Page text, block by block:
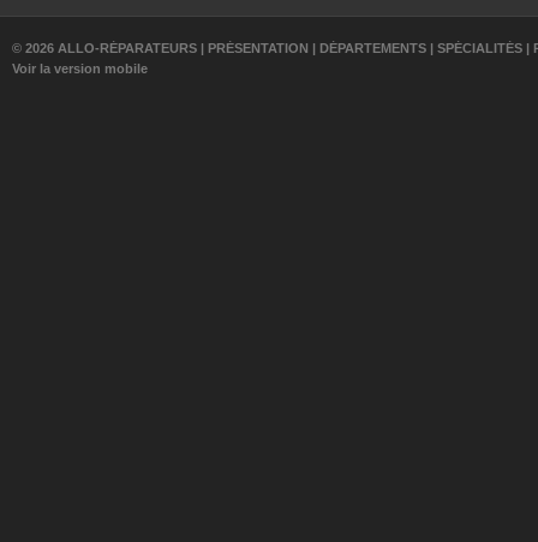
© 2026 ALLO-RÉPARATEURS | PRÉSENTATION | DÉPARTEMENTS | SPÉCIALITÉS |
Voir la version mobile